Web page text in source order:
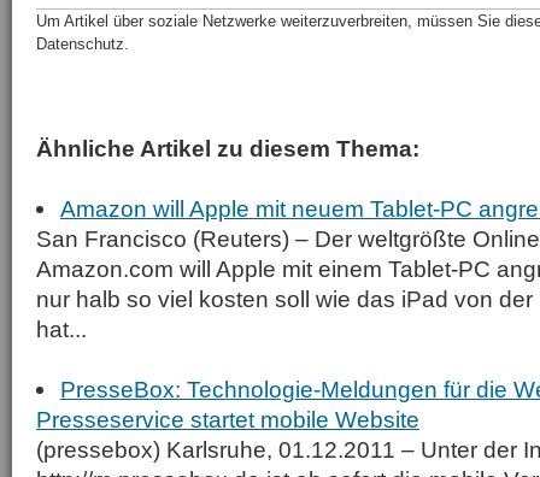
Um Artikel über soziale Netzwerke weiterzuverbreiten, müssen Sie
Datenschutz.
Ähnliche Artikel zu diesem Thema:
Amazon will Apple mit neuem Tablet-PC
San Francisco (Reuters) – Der weltgrößte
Amazon.com will Apple mit einem Tablet-PC
nur halb so viel kosten soll wie das iPad von
hat...
PresseBox: Technologie-Meldungen für die
Presseservice startet mobile Website
(pressebox) Karlsruhe, 01.12.2011 – Unter der